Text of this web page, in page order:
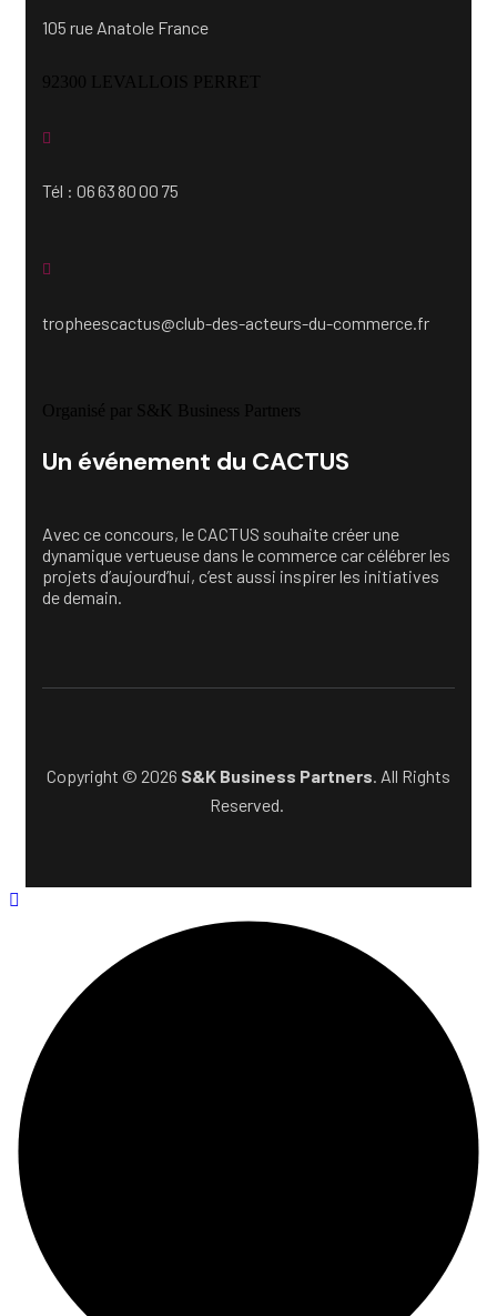
105 rue Anatole France
92300 LEVALLOIS PERRET
Tél : 06 63 80 00 75
tropheescactus@club-des-acteurs-du-commerce.fr
Organisé par S&K Business Partners
Un événement du CACTUS
Avec ce concours, le CACTUS souhaite créer une
dynamique vertueuse dans le commerce car célébrer les
projets d’aujourd’hui, c’est aussi inspirer les initiatives
de demain.
Copyright © 2026 S&K Business Partners . All Rights
Reserved.